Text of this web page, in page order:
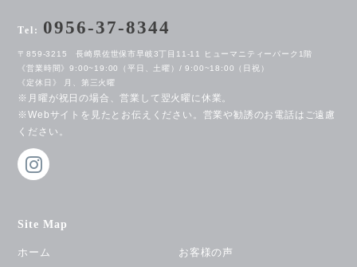
Tel: 0956-37-8344
〒859-3215 長崎県佐世保市早岐3丁目11-11 ヒューマニティーパーク1階
《営業時間》9:00~19:00（平日、土曜）/ 9:00~18:00（日祝）
《定休日》 月、第三火曜
※月曜が祝日の場合、営業して翌火曜に休業。
※Webサイトを見たとお伝えください。営業や勧誘のお電話はご遠慮
ください。
Site Map
ホーム
お客様の声